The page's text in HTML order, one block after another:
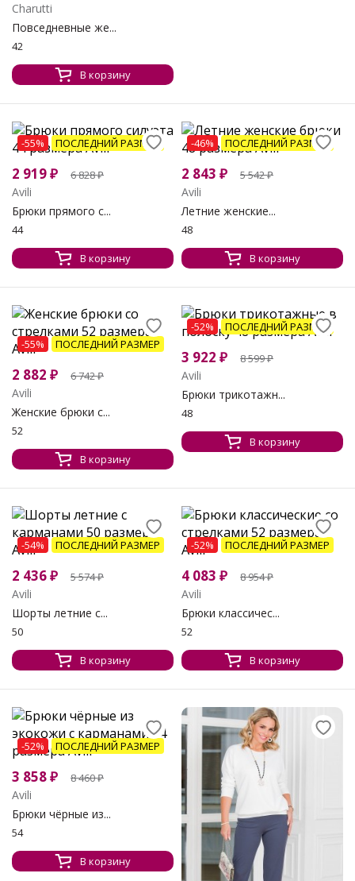
Charutti
Повседневные же...
42
В корзину
-55% ПОСЛЕДНИЙ РАЗМЕР
2 919₽ 6 828₽
Avili
Брюки прямого с...
44
В корзину
-46% ПОСЛЕДНИЙ РАЗМЕР
2 843 ₽ 5 542₽
Avili
Летние женские...
48
В корзину
-55% ПОСЛЕДНИЙ РАЗМЕР
2 882 ₽ 6 742₽
Avili
Женские брюки с...
52
В корзину
-52% ПОСЛЕДНИЙ РАЗМЕР
3 922 ₽ 8 599₽
Avili
Брюки трикотажн...
48
В корзину
-54% ПОСЛЕДНИЙ РАЗМЕР
2 436₽ 5 574₽
Avili
Шорты летние с...
50
В корзину
-52% ПОСЛЕДНИЙ РАЗМЕР
4 083 ₽ 8 954₽
Avili
Брюки классичес...
52
В корзину
-52% ПОСЛЕДНИЙ РАЗМЕР
3 858₽ 8 460₽
Avili
Брюки чёрные из...
54
В корзину